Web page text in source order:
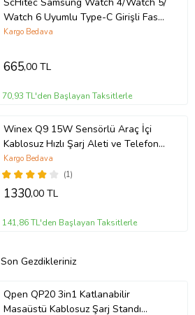
Watch 6 Uyumlu Type-C Girişli Fast
Wireless Charge Hızlı Kablosuz Akıllı
Kargo Bedava
665,00 TL
70,93 TL'den Başlayan Taksitlerle
Winex Q9 15W Sensörlü Araç İçi
Kablosuz Hızlı Şarj Aleti ve Telefon
Tutucu
(1)
Kargo Bedava
1330,00 TL
141,86 TL'den Başlayan Taksitlerle
Son Gezdikleriniz
Qpen QP20 3in1 Katlanabilir
Masaüstü Kablosuz Şarj Standı